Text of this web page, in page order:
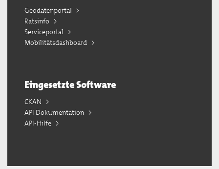
Geodatenportal
Ratsinfo
Serviceportal
Mobilitätsdashboard
Eingesetzte Software
CKAN
API Dokumentation
API-Hilfe